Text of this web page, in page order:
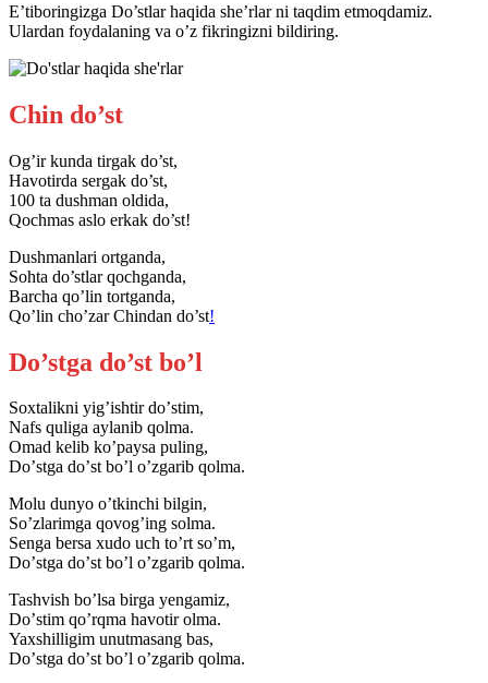
E’tiboringizga Do’stlar haqida she’rlar ni taqdim etmoqdamiz.
Ulardan foydalaning va o’z fikringizni bildiring.
Chin do’st
Og’ir kunda tirgak do’st,
Havotirda sergak do’st,
100 ta dushman oldida,
Qochmas aslo erkak do’st!
Dushmanlari ortganda,
Sohta do’stlar qochganda,
Barcha qo’lin tortganda,
Qo’lin cho’zar Chindan do’st!
Do’stga do’st bo’l
Soxtalikni yigʼishtir doʼstim,
Nafs quliga aylanib qolma.
Omad kelib koʼpaysa puling,
Doʼstga doʼst boʼl oʼzgarib qolma.
Molu dunyo oʼtkinchi bilgin,
Soʼzlarimga qovogʼing solma.
Senga bersa xudo uch toʼrt soʼm,
Doʼstga doʼst boʼl oʼzgarib qolma.
Tashvish boʼlsa birga yengamiz,
Doʼstim qoʼrqma havotir olma.
Yaxshilligim unutmasang bas,
Doʼstga doʼst boʼl oʼzgarib qolma.